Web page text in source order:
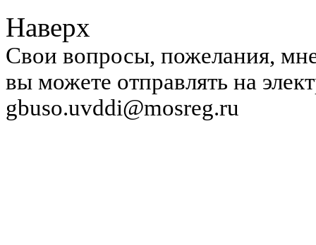
Наверх
Свои вопросы, пожелания,
вы можете отправлять на
gbuso.uvddi@mosreg.ru